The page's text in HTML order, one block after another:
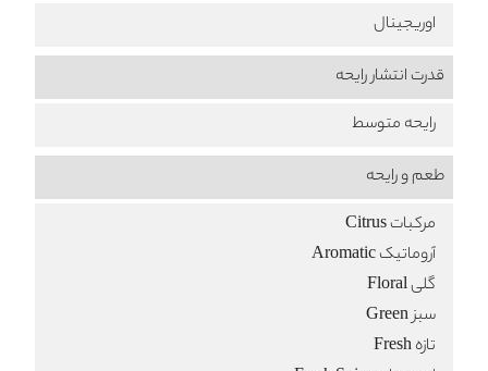
اوریجینال
قدرت انتشار رایحه
رایحه متوسط
طعم‌ و رایحه
مرکبات Citrus
آروماتیک Aromatic
گلی Floral
سبز Green
تازه Fresh